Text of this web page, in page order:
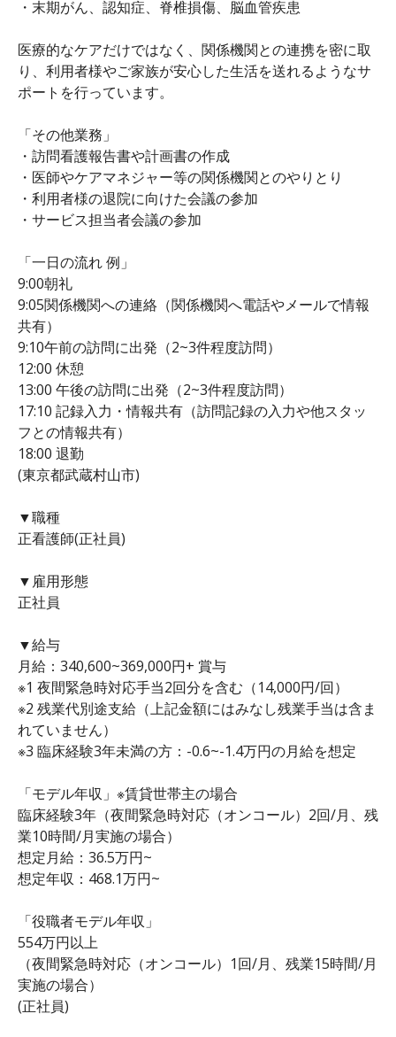
・末期がん、認知症、脊椎損傷、脳血管疾患
医療的なケアだけではなく、関係機関との連携を密に取
り、利用者様やご家族が安心した生活を送れるようなサ
ポートを行っています。
「その他業務」
・訪問看護報告書や計画書の作成
・医師やケアマネジャー等の関係機関とのやりとり
・利用者様の退院に向けた会議の参加
・サービス担当者会議の参加
「一日の流れ 例」
9:00朝礼
9:05関係機関への連絡（関係機関へ電話やメールで情報
共有）
9:10午前の訪問に出発（2~3件程度訪問）
12:00 休憩
13:00 午後の訪問に出発（2~3件程度訪問）
17:10 記録入力・情報共有（訪問記録の入力や他スタッ
フとの情報共有）
18:00 退勤
(東京都武蔵村山市)
▼職種
正看護師(正社員)
▼雇用形態
正社員
▼給与
月給：340,600~369,000円+ 賞与
※1 夜間緊急時対応手当2回分を含む（14,000円/回）
※2 残業代別途支給（上記金額にはみなし残業手当は含ま
れていません）
※3 臨床経験3年未満の方：-0.6~-1.4万円の月給を想定
「モデル年収」※賃貸世帯主の場合
臨床経験3年（夜間緊急時対応（オンコール）2回/月、残
業10時間/月実施の場合）
想定月給：36.5万円~
想定年収：468.1万円~
「役職者モデル年収」
554万円以上
（夜間緊急時対応（オンコール）1回/月、残業15時間/月
実施の場合）
(正社員)